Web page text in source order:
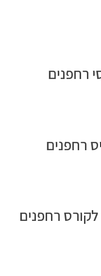
רחפנים
רחפנים
רחפנים